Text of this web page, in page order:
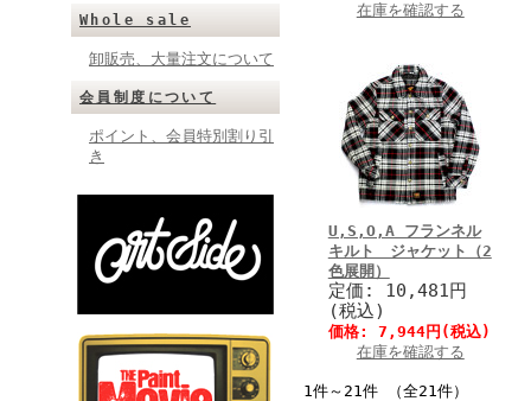
Whole sale
卸販売、大量注文について
会員制度について
ポイント、会員特別割り引
き
在庫を確認する
U,S,O,A フランネル
キルト ジャケット（2
色展開）
定価: 10,481円
(税込)
価格: 7,944円(税込)
在庫を確認する
1件～21件 （全21件）